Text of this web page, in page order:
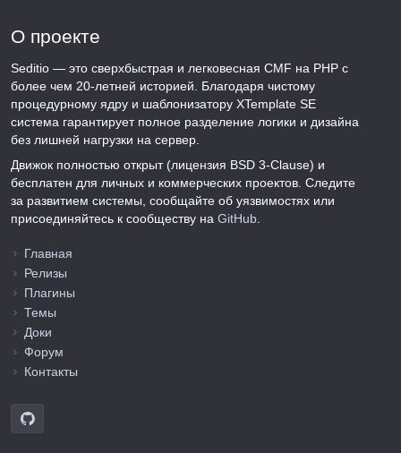
О проекте
Seditio — это сверхбыстрая и легковесная CMF на PHP с
более чем 20-летней историей. Благодаря чистому
процедурному ядру и шаблонизатору XTemplate SE
система гарантирует полное разделение логики и дизайна
без лишней нагрузки на сервер.
Движок полностью открыт (лицензия BSD 3-Clause) и
бесплатен для личных и коммерческих проектов. Следите
за развитием системы, сообщайте об уязвимостях или
присоединяйтесь к сообществу на GitHub
Главная
Релизы
Плагины
Темы
Доки
Форум
Контакты